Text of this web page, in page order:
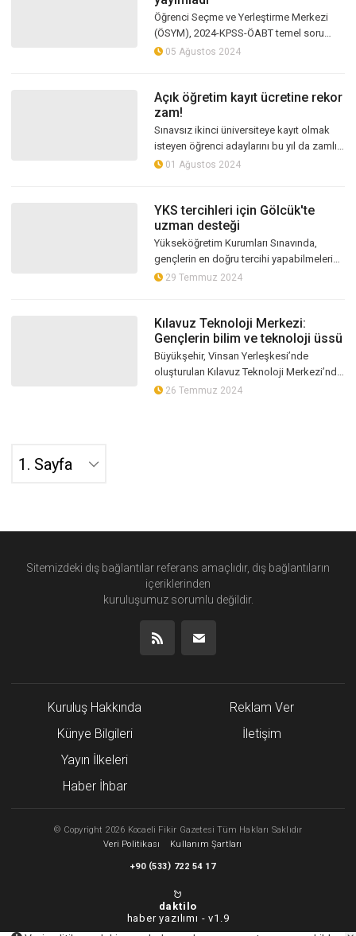
Öğrenci Seçme ve Yerleştirme Merkezi
(ÖSYM), 2024-KPSS-ÖABT temel soru
kitapçıkları ve cevap anahtarlarının
05 Ağustos 2024
Açık öğretim kayıt ücretine rekor
zam!
Sınavsız ikinci üniversiteye kayıt olmak
isteyen öğrenci adaylarını bu yıl da zamlı
ücretler karşıladı. Anadolu Üniversitesi
01 Ağustos 2024
YKS tercihleri için Gölcük'te
uzman desteği
Yükseköğretim Kurumları Sınavında,
gençlerin en doğru tercihi yapabilmelerine
katkı sağlamak amacıyla oluşturulan
29 Temmuz 2024
Kılavuz Teknoloji Merkezi:
Gençlerin bilim ve teknoloji üssü
Büyükşehir, Vinsan Yerleşkesi’nde
oluşturulan Kılavuz Teknoloji Merkezi’nde
geleceğin mühendis adaylarına atölye,
26 Temmuz 2024
Sitemizdeki dış bağlantılar referans amaçlıdır, dış bağlantıların
içeriklerinden
kuruluşumuz sorumlu değildir.
Kuruluş Hakkında
Künye Bilgileri
Yayın İlkeleri
Haber İhbar
Reklam Ver
İletişim
© Copyright 2026 Kocaeli Fikir Gazetesi Tüm Hakları Saklıdır
Veri Politikası
Kullanım Şartları
+90 (533) 722 54 17
daktilo
haber yazılımı -v1.9